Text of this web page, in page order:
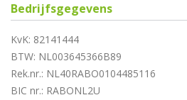
Bedrijfsgegevens
KvK: 82141444
BTW: NL003645366B89
Rek.nr.: NL40RABO0104485116
BIC nr.: RABONL2U